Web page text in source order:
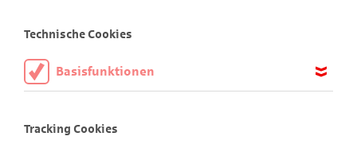
Experi
mentieren
mit
A
mbros
Experimentieren mit Ambros
Technische Cookies
Basisfunktionen
aktiviert sein.
Tracking Cookies